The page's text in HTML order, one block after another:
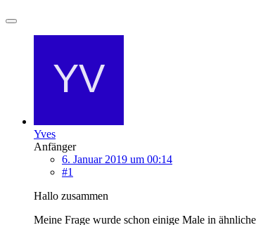
Yves
Anfänger
6. Januar 2019 um 00:14
#1
Hallo zusammen
Meine Frage wurde schon einige Male in